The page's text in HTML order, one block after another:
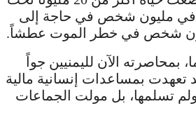
الخطر. حيث إن أكثر من 80 في المئة من اليمنيين أي 21.1 في مليون شخص في حاجة إلى
الآن لليمنيين جواً
تعهدت بمساعدات إنسانية مالية
بمبلغ 274 مليون دولار، ولم تسلمها، بل مولت الجماعات